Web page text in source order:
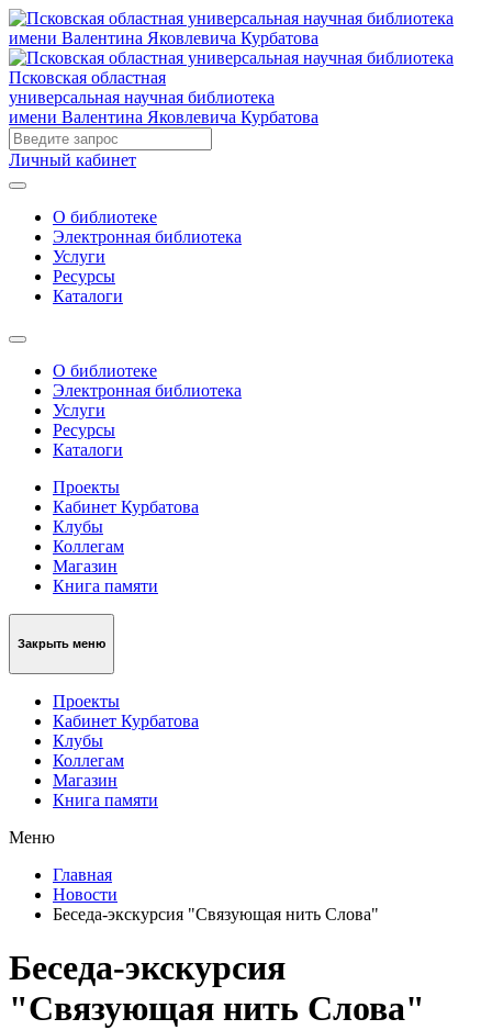
Псковская областная
универсальная научная библиотека
имени Валентина Яковлевича Курбатова
Личный кабинет
О библиотеке
Электронная библиотека
Услуги
Ресурсы
Каталоги
О библиотеке
Электронная библиотека
Услуги
Ресурсы
Каталоги
Проекты
Кабинет Курбатова
Клубы
Коллегам
Магазин
Книга памяти
Закрыть меню
Проекты
Кабинет Курбатова
Клубы
Коллегам
Магазин
Книга памяти
Меню
Главная
Новости
Беседа-экскурсия "Связующая нить Слова"
Беседа-экскурсия
"Связующая нить Слова"